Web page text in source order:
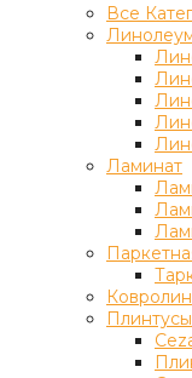
Все
Ламинат
Ковролин